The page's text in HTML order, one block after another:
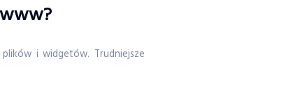
i widgetów. Trudniejsze